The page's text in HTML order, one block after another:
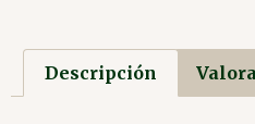
Descripción